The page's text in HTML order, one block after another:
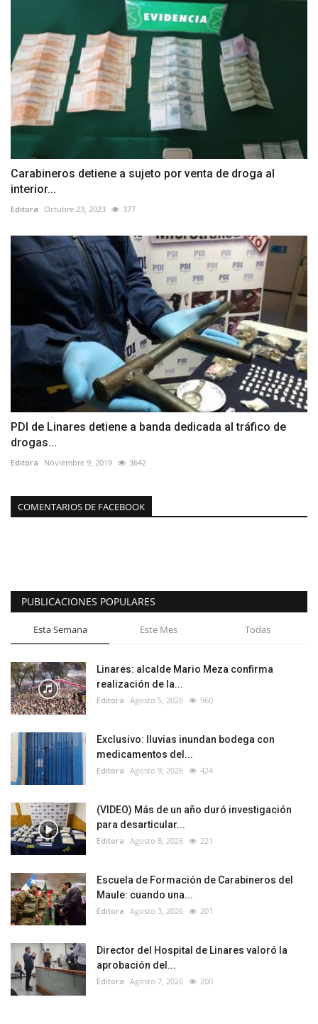
Carabineros detiene a sujeto por venta de droga al
interior...
Editora Octubre 23, 2023 377
PDI de Linares detiene a banda dedicada al tráfico de
drogas...
Editora Noviembre 9, 2019 3642
COMENTARIOS DE FACEBOOK
PUBLICACIONES POPULARES
Esta Semana Este Mes Todas
Linares: alcalde Mario Meza confirma
realización de la...
Editora Agosto 5, 2026 960
Exclusivo: lluvias inundan bodega con
medicamentos del...
Editora Agosto 9, 2026 424
(VIDEO) Más de un año duró investigación
para desarticular...
Editora Agosto 8, 2026 221
Escuela de Formación de Carabineros del
Maule: cuando una...
Editora Agosto 3, 2026 201
Director del Hospital de Linares valoró la
aprobación del...
Editora Agosto 7, 2026 200